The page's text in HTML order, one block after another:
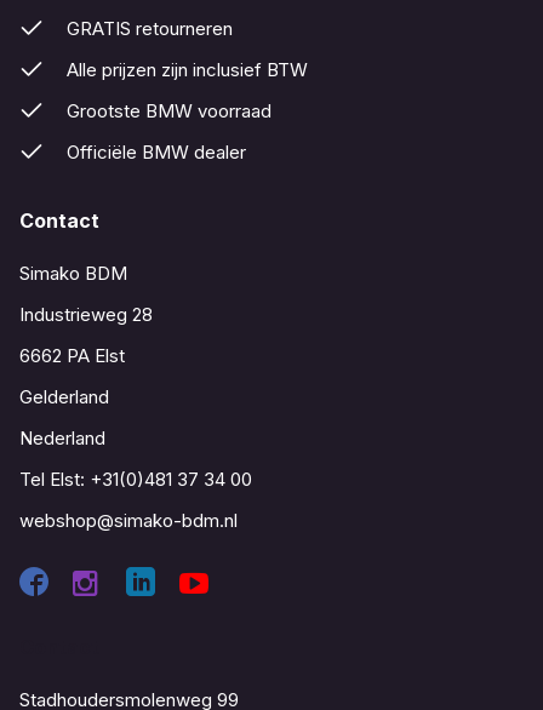
GRATIS retourneren
Alle prijzen zijn inclusief BTW
Grootste BMW voorraad
Officiële BMW dealer
Contact
Simako BDM
Industrieweg 28
6662 PA Elst
Gelderland
Nederland
Tel Elst: +31(0)481 37 34 00
webshop@simako-bdm.nl
Stadhoudersmolenweg 99